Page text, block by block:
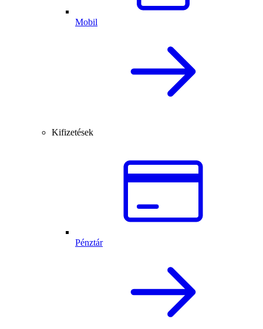
Mobil
Kifizetések
Pénztár